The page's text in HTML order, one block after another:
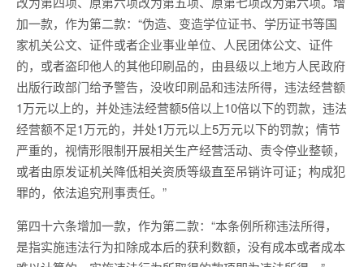
加一款，作为第二款：“伪造、变造学位证书、学历证书等国
家机关公文、证件或者企业事业单位、人民团体公文、证件
的，或者盗印他人的其他印刷品的，由县级以上地方人民政府
出版行政部门给予警告，没收印刷品和违法所得，违法经营额
1万元以上的，并处违法经营额5倍以上10倍以下的罚款，违法
经营额不足1万元的，并处1万元以上5万元以下的罚款；情节
严重的，视情形限制开展相关生产经营活动、责令停业整顿，
或者由原发证机关降低相关资质等级直至吊销许可证；构成犯
罪的，依法追究刑事责任。”
第四十六条增加一款，作为第二款：“本条例所称违法所得，
是指实施违法行为扣除成本后的获利数额，没有成本或者成本